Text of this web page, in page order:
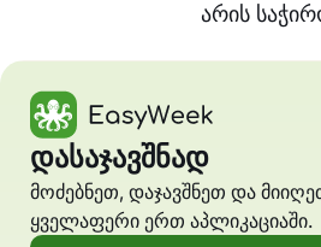
არის
დასაჯავშნად
მოძებნეთ, დაჯავშნეთ და
ყველაფერი ერთ აპლიკაციაში.